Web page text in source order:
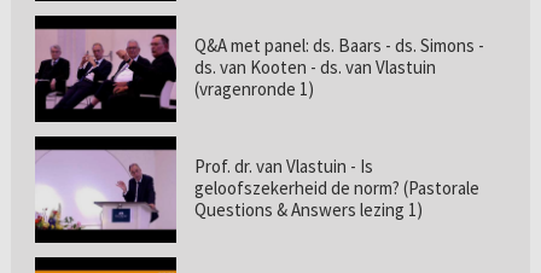
Q&A met panel: ds. Baars - ds. Simons -
ds. van Kooten - ds. van Vlastuin
(vragenronde 1)
Prof. dr. van Vlastuin - Is
geloofszekerheid de norm? (Pastorale
Questions & Answers lezing 1)